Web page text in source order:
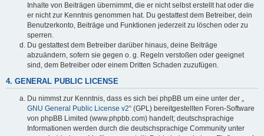
Inhalte von Beiträgen übernimmt, die er nicht selbst erstellt hat oder die
er nicht zur Kenntnis genommen hat. Du gestattest dem Betreiber, dein
Benutzerkonto, Beiträge und Funktionen jederzeit zu löschen oder zu
sperren.
Du gestattest dem Betreiber darüber hinaus, deine Beiträge
abzuändern, sofern sie gegen o. g. Regeln verstoßen oder geeignet
sind, dem Betreiber oder einem Dritten Schaden zuzufügen.
4. GENERAL PUBLIC LICENSE
Du nimmst zur Kenntnis, dass es sich bei phpBB um eine unter der „
GNU General Public License v2“ (GPL) bereitgestellten Foren-Software
von phpBB Limited (www.phpbb.com) handelt; deutschsprachige
Informationen werden durch die deutschsprachige Community unter